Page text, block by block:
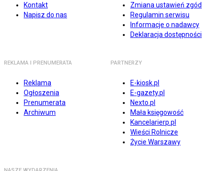
Kontakt
Napisz do nas
Zmiana ustawień zgód
Regulamin serwisu
Informacje o nadawcy
Deklaracja dostępności
REKLAMA I PRENUMERATA
Reklama
Ogłoszenia
Prenumerata
Archiwum
PARTNERZY
E-kiosk.pl
E-gazety.pl
Nexto.pl
Mała księgowość
Kancelarierp.pl
Wieści Rolnicze
Życie Warszawy